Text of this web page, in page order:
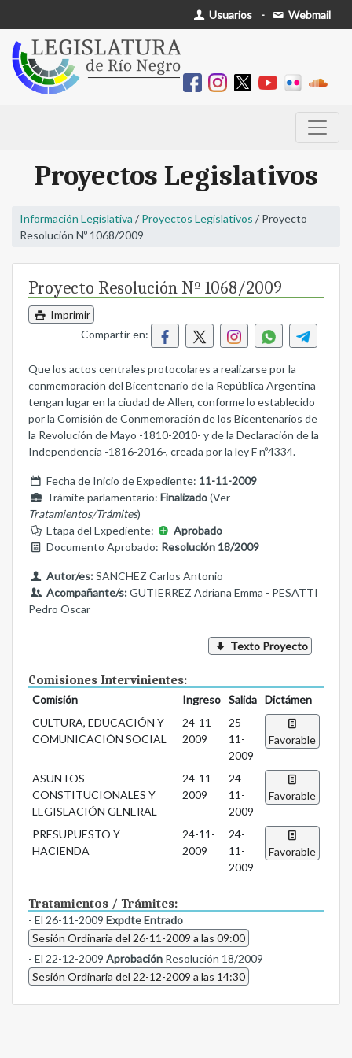
Usuarios - Webmail
Proyectos Legislativos
Información Legislativa / Proyectos Legislativos / Proyecto
Resolución Nº 1068/2009
Proyecto Resolución Nº 1068/2009
Imprimir
Compartir en:
Que los actos centrales protocolares a realizarse por la
conmemoración del Bicentenario de la República Argentina
tengan lugar en la ciudad de Allen, conforme lo establecido
por la Comisión de Conmemoración de los Bicentenarios de
la Revolución de Mayo -1810-2010- y de la Declaración de la
Independencia -1816-2016-, creada por la ley F nº4334.
Fecha de Inicio de Expediente: 11-11-2009
Trámite parlamentario: Finalizado(Ver
Tratamientos/Trámites)
Etapa del Expediente:
Aprobado
Documento Aprobado: Resolución 18/2009
Autor/es:SANCHEZ Carlos Antonio
Acompañante/s:GUTIERREZ Adriana Emma - PESATTI
Pedro Oscar
Texto Proyecto
Comisiones Intervinientes:
Comisión Ingreso Salida
Dictámen
CULTURA, EDUCACIÓN Y
COMUNICACIÓN SOCIAL
24-11-
2009
25-
11-
2009
Favorable
ASUNTOS
CONSTITUCIONALES Y
LEGISLACIÓN GENERAL
24-11-
2009
24-
11-
2009
Favorable
PRESUPUESTO Y
HACIENDA
24-11-
2009
24-
11-
2009
Favorable
Tratamientos / Trámites:
- El 26-11-2009 Expdte Entrado
Sesión Ordinaria del 26-11-2009 a las 09:00
- El 22-12-2009 Aprobación Resolución 18/2009
Sesión Ordinaria del 22-12-2009 a las 14:30